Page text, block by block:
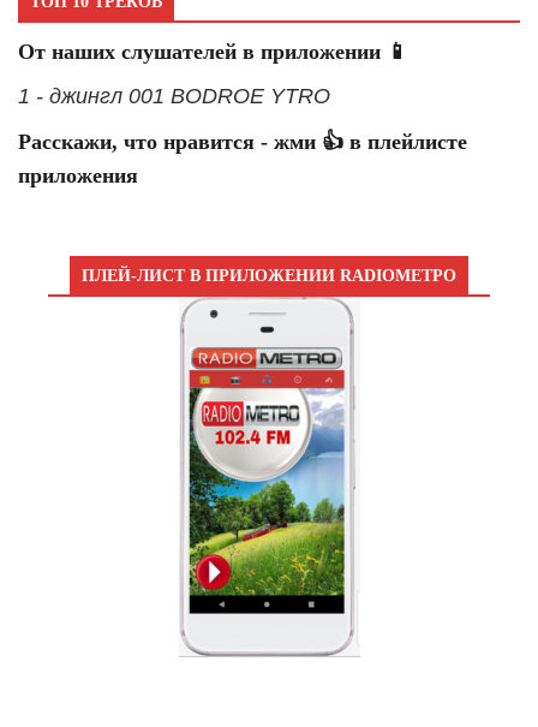
От наших слушателей в приложении 📱
1 - джингл 001 BODROE YTRO
Расскажи, что нравится - жми 👍 в плейлисте
приложения
ПЛЕЙ-ЛИСТ В ПРИЛОЖЕНИИ RADIOМЕТРО